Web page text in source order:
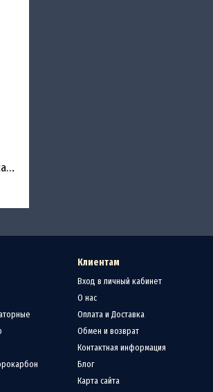
Подсак TRAKKER HYDRO LANDING NET (Подсак для рыбалки)
Клиентам
Вход в личный кабинет
О нас
Оплата и Доставка
Обмен и возврат
Контактная информация
Блог
Карта сайта